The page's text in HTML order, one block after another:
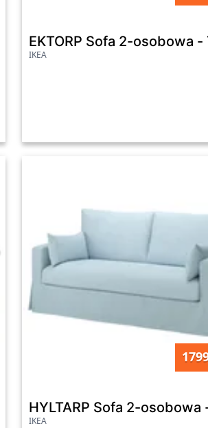
w tkaninie welur żółty
EKTORP Sofa 2-osobowa
IKEA
biały/czarny
HYLTARP Sofa 2-
IKEA